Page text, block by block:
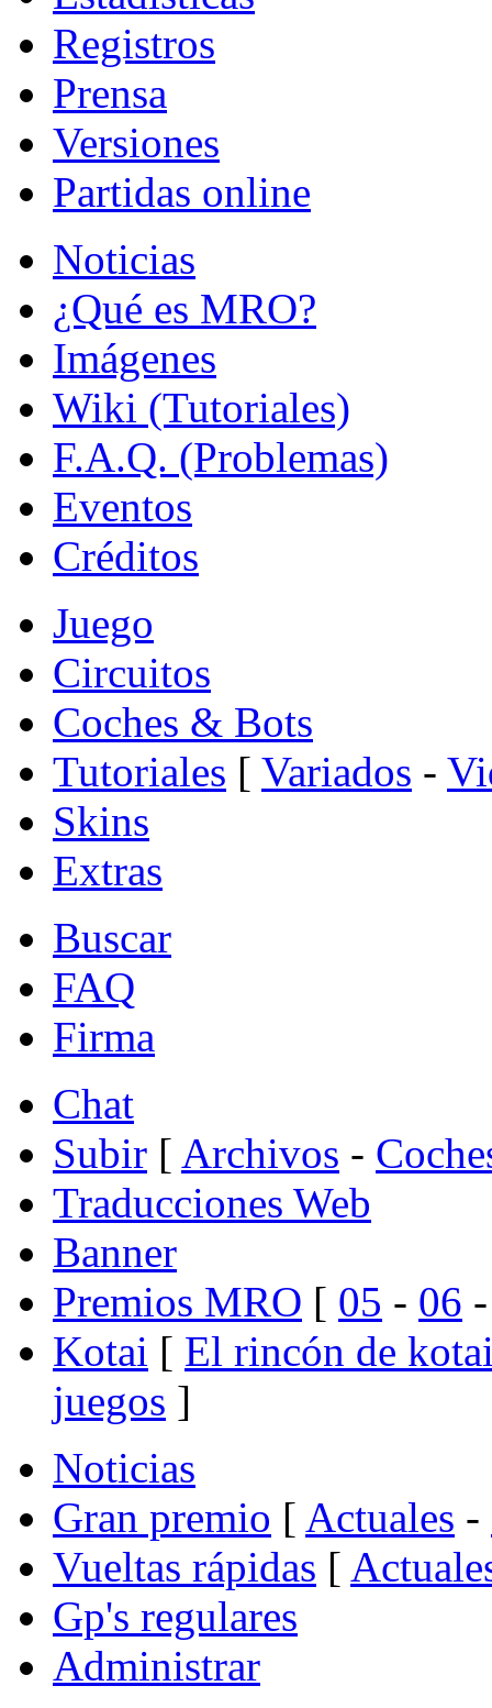
Registros
Prensa
Versiones
Partidas online
Noticias
¿Qué es MRO?
Imágenes
Wiki (Tutoriales)
F.A.Q. (Problemas)
Eventos
Créditos
Juego
Circuitos
Coches & Bots
Tutoriales [ Variados -
Skins
Extras
Buscar
FAQ
Firma
Chat
Subir [ Archivos -
Traducciones Web
Banner
Premios MRO [ 05 - 06
Kotai [ El rincón de
juegos ]
Noticias
Gran premio [ Actuales -
Vueltas rápidas [
Gp's regulares
Administrar